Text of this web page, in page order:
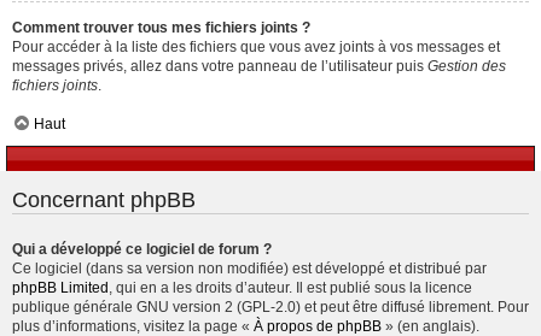
Comment trouver tous mes fichiers joints ?
Pour accéder à la liste des fichiers que vous avez joints à vos messages et
messages privés, allez dans votre panneau de l’utilisateur puis Gestion des
fichiers joints
Haut
Concernant phpBB
Qui a développé ce logiciel de forum ?
Ce logiciel (dans sa version non modifiée) est développé et distribué par
phpBB Limited , qui en a les droits d’auteur. Il est publié sous la licence
publique générale GNU version 2 (GPL-2.0) et peut être diffusé librement. Pour
plus d’informations, visitez la page « À propos de phpBB » (en anglais).